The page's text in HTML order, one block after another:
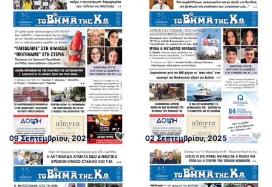
09 Σεπτεμβρίου, 2025 02 Σεπτεμβρίου, 2025